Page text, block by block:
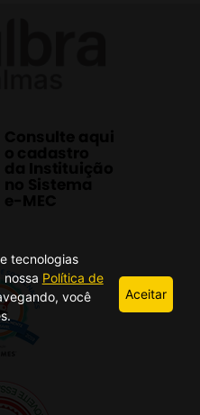
tecnologias
Política de
você
Aceitar